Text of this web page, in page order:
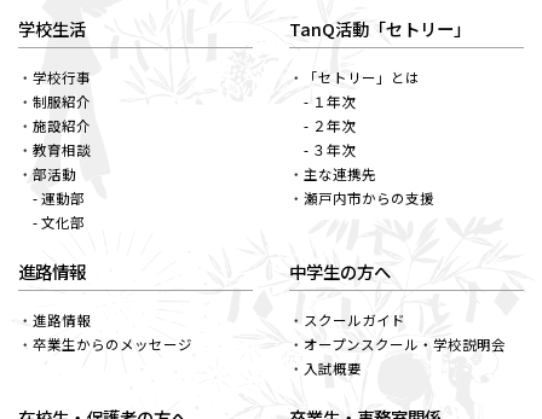
学校生活
学校行事
制服紹介
施設紹介
教育相談
部活動
- 運動部
- 文化部
TanQ活動「セトリー」
「セトリー」とは
- １年次
- ２年次
- ３年次
主な連携先
瀬戸内市からの支援
進路情報
進路情報
卒業生からのメッセージ
中学生の方へ
スクールガイド
オープンスクール・学校説明会
入試概要